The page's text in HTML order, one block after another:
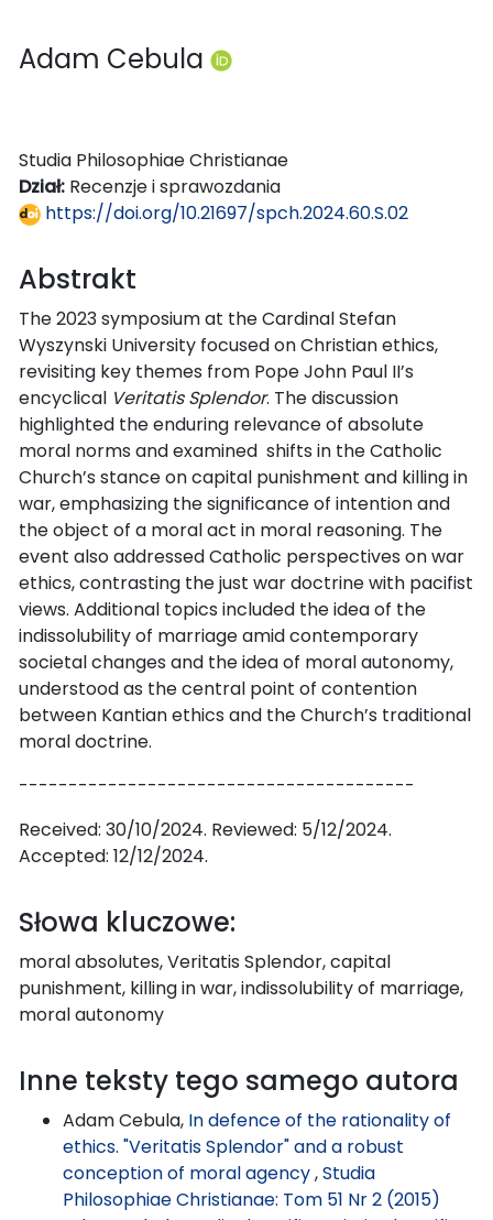
Adam Cebula
Studia Philosophiae Christianae
Dział: Recenzje i sprawozdania
https://doi.org/10.21697/spch.2024.60.S.02
Abstrakt
The 2023 symposium at the Cardinal Stefan
Wyszynski University focused on Christian ethics,
revisiting key themes from Pope John Paul II’s
encyclical Veritatis Splendor. The discussion
highlighted the enduring relevance of absolute
moral norms and examined shifts in the Catholic
Church’s stance on capital punishment and killing in
war, emphasizing the significance of intention and
the object of a moral act in moral reasoning. The
event also addressed Catholic perspectives on war
ethics, contrasting the just war doctrine with pacifist
views. Additional topics included the idea of the
indissolubility of marriage amid contemporary
societal changes and the idea of moral autonomy,
understood as the central point of contention
between Kantian ethics and the Church’s traditional
moral doctrine.
----------------------------------------
Received: 30/10/2024. Reviewed: 5/12/2024.
Accepted: 12/12/2024.
Słowa kluczowe:
moral absolutes, Veritatis Splendor, capital
punishment, killing in war, indissolubility of marriage,
moral autonomy
Inne teksty tego samego autora
Adam Cebula, In defence of the rationality of
ethics. "Veritatis Splendor" and a robust
conception of moral agency,Studia
Philosophiae Christianae: Tom 51 Nr 2 (2015)